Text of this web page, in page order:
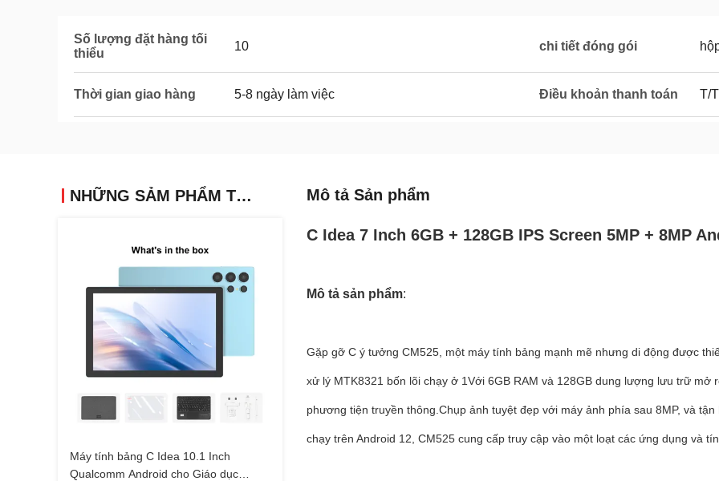
Số lượng đặt hàng tối
thiểu
10 chi tiết đóng gói
Thời gian giao hàng 5-8 ngày làm việc Điều khoản thanh toán T/T
NHỮNG SẢM PHẨM TƯƠNG TỰ
Máy tính bảng C Idea 10.1 Inch
Qualcomm Android cho Giáo dục
Mô tả Sản phẩm
C Idea 7 Inch 6GB + 128GB IPS Screen 5MP + 8MP
Mô tả sản phẩm:
Gặp gỡ C ý tưởng CM525, một máy tính bảng mạnh mẽ nhưng di động được
xử lý MTK8321 bốn lõi chạy ở 1Với 6GB RAM và 128GB dung lượng lưu trữ
phương tiện truyền thông.Chụp ảnh tuyệt đẹp với máy ảnh phía sau 8MP, và
chạy trên Android 12, CM525 cung cấp truy cập vào một loạt các ứng dụng và